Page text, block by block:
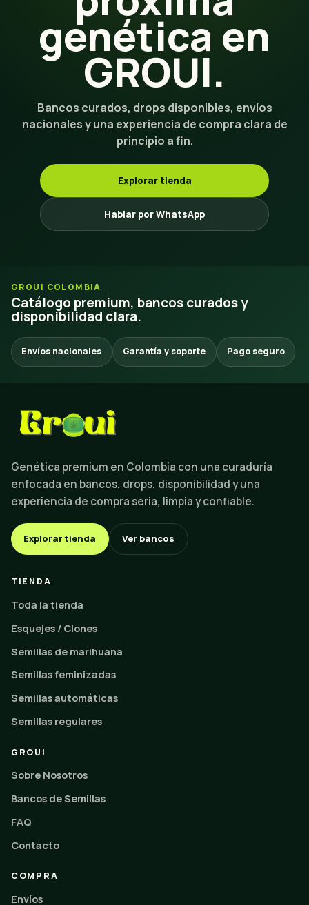
genética en
GROUI.
Bancos curados, drops disponibles, envíos
nacionales y una experiencia de compra clara de
principio a fin.
Explorar tienda
Hablar por WhatsApp
GROUI COLOMBIA
Catálogo premium, bancos curados y
disponibilidad clara.
Envíos nacionales Garantía y soporte Pago seguro
Genética premium en Colombia con una curaduría
enfocada en bancos, drops, disponibilidad y una
experiencia de compra seria, limpia y confiable.
Explorar tienda Ver bancos
TIENDA
Toda la tienda
Esquejes / Clones
Semillas de marihuana
Semillas feminizadas
Semillas automáticas
Semillas regulares
GROUI
Sobre Nosotros
Bancos de Semillas
FAQ
Contacto
COMPRA
Envíos